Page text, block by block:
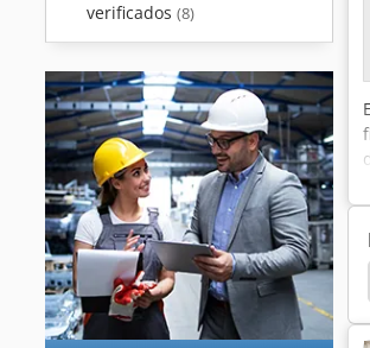
verificados (8)
De Fresadora Fresadora Swm